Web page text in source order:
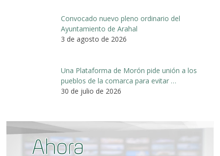
Convocado nuevo pleno ordinario del
Ayuntamiento de Arahal
3 de agosto de 2026
Una Plataforma de Morón pide unión a los
pueblos de la comarca para evitar …
30 de julio de 2026